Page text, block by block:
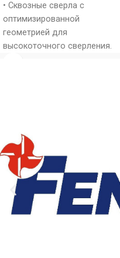
• Сквозные сверла с
оптимизированной
геометрией для
высокоточного сверления.
и ламинированных панелей.
• Подходят для
использования на
многошпиндельных
сверлильных станках и
станках с ЧПУ.